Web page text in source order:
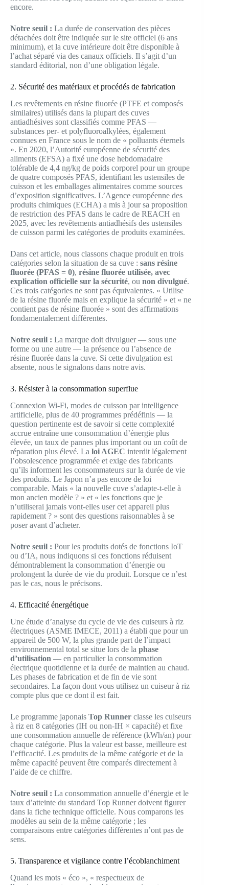
encore.
Notre seuil : La durée de conservation des pièces
détachées doit être indiquée sur le site officiel (6 ans
minimum), et la cuve intérieure doit être disponible à
l’achat séparé via des canaux officiels. Il s’agit d’un
standard éditorial, non d’une obligation légale.
2. Sécurité des matériaux et procédés de fabrication
Les revêtements en résine fluorée (PTFE et composés
similaires) utilisés dans la plupart des cuves
antiadhésives sont classifiés comme PFAS —
substances per- et polyfluoroalkylées, également
connues en France sous le nom de « polluants éternels
». En 2020, l’Autorité européenne de sécurité des
aliments (EFSA) a fixé une dose hebdomadaire
tolérable de 4,4 ng/kg de poids corporel pour un groupe
de quatre composés PFAS, identifiant les ustensiles de
cuisson et les emballages alimentaires comme sources
d’exposition significatives. L’Agence européenne des
produits chimiques (ECHA) a mis à jour sa proposition
de restriction des PFAS dans le cadre de REACH en
2025, avec les revêtements antiadhésifs des ustensiles
de cuisson parmi les catégories de produits examinées.
Dans cet article, nous classons chaque produit en trois
catégories selon la situation de sa cuve : sans résine
fluorée (PFAS = 0), résine fluorée utilisée, avec
explication officielle sur la sécurité, ou non divulgué.
Ces trois catégories ne sont pas équivalentes. « Utilise
de la résine fluorée mais en explique la sécurité » et « ne
contient pas de résine fluorée » sont des affirmations
fondamentalement différentes.
Notre seuil : La marque doit divulguer — sous une
forme ou une autre — la présence ou l’absence de
résine fluorée dans la cuve. Si cette divulgation est
absente, nous le signalons dans notre avis.
3. Résister à la consommation superflue
Connexion Wi-Fi, modes de cuisson par intelligence
artificielle, plus de 40 programmes prédéfinis — la
question pertinente est de savoir si cette complexité
accrue entraîne une consommation d’énergie plus
élevée, un taux de pannes plus important ou un coût de
réparation plus élevé. La loi AGEC interdit légalement
l’obsolescence programmée et exige des fabricants
qu’ils informent les consommateurs sur la durée de vie
des produits. Le Japon n’a pas encore de loi
comparable. Mais « la nouvelle cuve s’adapte-t-elle à
mon ancien modèle ? » et « les fonctions que je
n’utiliserai jamais vont-elles user cet appareil plus
rapidement ? » sont des questions raisonnables à se
poser avant d’acheter.
Notre seuil : Pour les produits dotés de fonctions IoT
ou d’IA, nous indiquons si ces fonctions réduisent
démontrablement la consommation d’énergie ou
prolongent la durée de vie du produit. Lorsque ce n’est
pas le cas, nous le précisons.
4. Efficacité énergétique
Une étude d’analyse du cycle de vie des cuiseurs à riz
électriques (ASME IMECE, 2011) a établi que pour un
appareil de 500 W, la plus grande part de l’impact
environnemental total se situe lors de la phase
d’utilisation — en particulier la consommation
électrique quotidienne et la durée de maintien au chaud.
Les phases de fabrication et de fin de vie sont
secondaires. La façon dont vous utilisez un cuiseur à riz
compte plus que ce dont il est fait.
Le programme japonais Top Runner classe les cuiseurs
à riz en 8 catégories (IH ou non-IH × capacité) et fixe
une consommation annuelle de référence (kWh/an) pour
chaque catégorie. Plus la valeur est basse, meilleure est
l’efficacité. Les produits de la même catégorie et de la
même capacité peuvent être comparés directement à
l’aide de ce chiffre.
Notre seuil : La consommation annuelle d’énergie et le
taux d’atteinte du standard Top Runner doivent figurer
dans la fiche technique officielle. Nous comparons les
modèles au sein de la même catégorie ; les
comparaisons entre catégories différentes n’ont pas de
sens.
5. Transparence et vigilance contre l’écoblanchiment
Quand les mots « éco », « respectueux de